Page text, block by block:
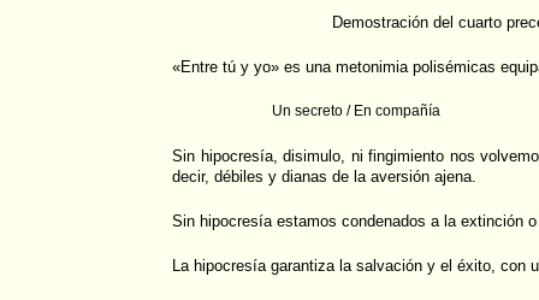
Demostración del cuarto
«Entre tú y yo» es una metonimia polisémicas
Un secreto / En compañía
Sin hipocresía, disimulo, ni fingimiento nos
decir, débiles y dianas de la aversión ajena.
Sin hipocresía estamos condenados a la extinción
La hipocresía garantiza la salvación y el éxito, con